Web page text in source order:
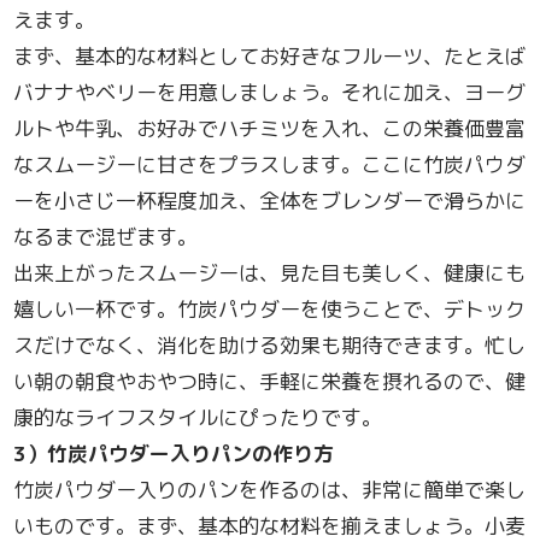
えます。
まず、基本的な材料としてお好きなフルーツ、たとえば
バナナやベリーを用意しましょう。それに加え、ヨーグ
ルトや牛乳、お好みでハチミツを入れ、この栄養価豊富
なスムージーに甘さをプラスします。ここに竹炭パウダ
ーを小さじ一杯程度加え、全体をブレンダーで滑らかに
なるまで混ぜます。
出来上がったスムージーは、見た目も美しく、健康にも
嬉しい一杯です。竹炭パウダーを使うことで、デトック
スだけでなく、消化を助ける効果も期待できます。忙し
い朝の朝食やおやつ時に、手軽に栄養を摂れるので、健
康的なライフスタイルにぴったりです。
3）竹炭パウダー入りパンの作り方
竹炭パウダー入りのパンを作るのは、非常に簡単で楽し
いものです。まず、基本的な材料を揃えましょう。小麦